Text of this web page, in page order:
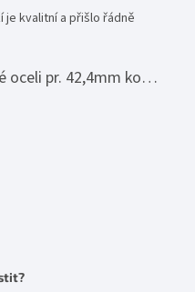
kvalitní a přišlo řádně
Madlo z nerezové oceli pr. 42,4mm komplet - model 0116 - 3000mm
5 z 5 hvězdiček.